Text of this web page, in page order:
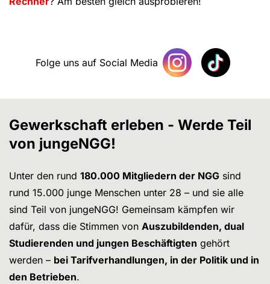
Folge uns auf Social Media
Gewerkschaft erleben - Werde Teil
von jungeNGG!
Unter den rund 180.000 Mitgliedern der NGG sind
rund 15.000 junge Menschen unter 28 – und sie alle
sind Teil von jungeNGG! Gemeinsam kämpfen wir
dafür, dass die Stimmen von Auszubildenden, dual
Studierenden und jungen Beschäftigten gehört
werden – bei Tarifverhandlungen, in der Politik und in
den Betrieben.